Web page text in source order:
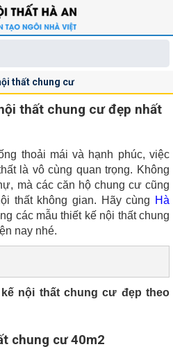
thất chung cư
thất chung cư đẹp nhất
thoải mái và hạnh phúc, việc
là vô cùng quan trọng. Không
mà các căn hộ chung cư cũng
thất không gian. Hãy cùng Hà
các mẫu thiết kế nội thất chung
nay nhé.
nội thất chung cư đẹp theo
chung cư 40m2